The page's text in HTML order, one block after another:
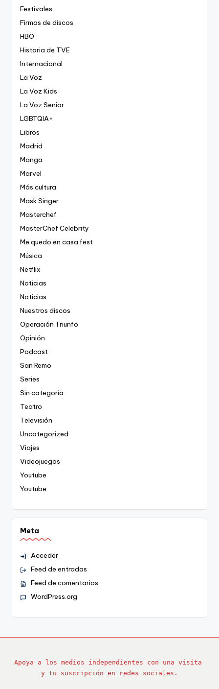
Festivales
Firmas de discos
HBO
Historia de TVE
Internacional
La Voz
La Voz Kids
La Voz Senior
LGBTQIA+
Libros
Madrid
Manga
Marvel
Más cultura
Mask Singer
Masterchef
MasterChef Celebrity
Me quedo en casa fest
Música
Netflix
Noticias
Noticias
Nuestros discos
Operación Triunfo
Opinión
Podcast
San Remo
Series
Sin categoría
Teatro
Televisión
Uncategorized
Viajes
Videojuegos
Youtube
Youtube
Meta
Acceder
Feed de entradas
Feed de comentarios
WordPress.org
Apoya a los medios independientes con una visita
y tu suscripción en redes sociales.